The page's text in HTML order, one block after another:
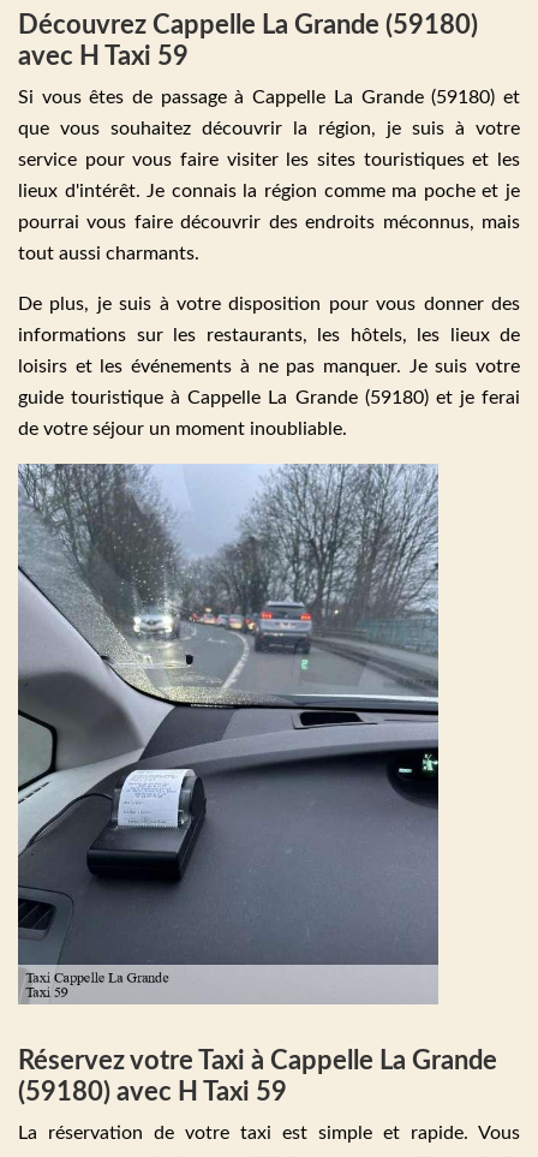
Découvrez Cappelle La Grande (59180)
avec H Taxi 59
Si vous êtes de passage à Cappelle La Grande (59180) et
que vous souhaitez découvrir la région, je suis à votre
service pour vous faire visiter les sites touristiques et les
lieux d'intérêt. Je connais la région comme ma poche et je
pourrai vous faire découvrir des endroits méconnus, mais
tout aussi charmants.
De plus, je suis à votre disposition pour vous donner des
informations sur les restaurants, les hôtels, les lieux de
loisirs et les événements à ne pas manquer. Je suis votre
guide touristique à Cappelle La Grande (59180) et je ferai
de votre séjour un moment inoubliable.
Réservez votre Taxi à Cappelle La Grande
(59180) avec H Taxi 59
La réservation de votre taxi est simple et rapide. Vous